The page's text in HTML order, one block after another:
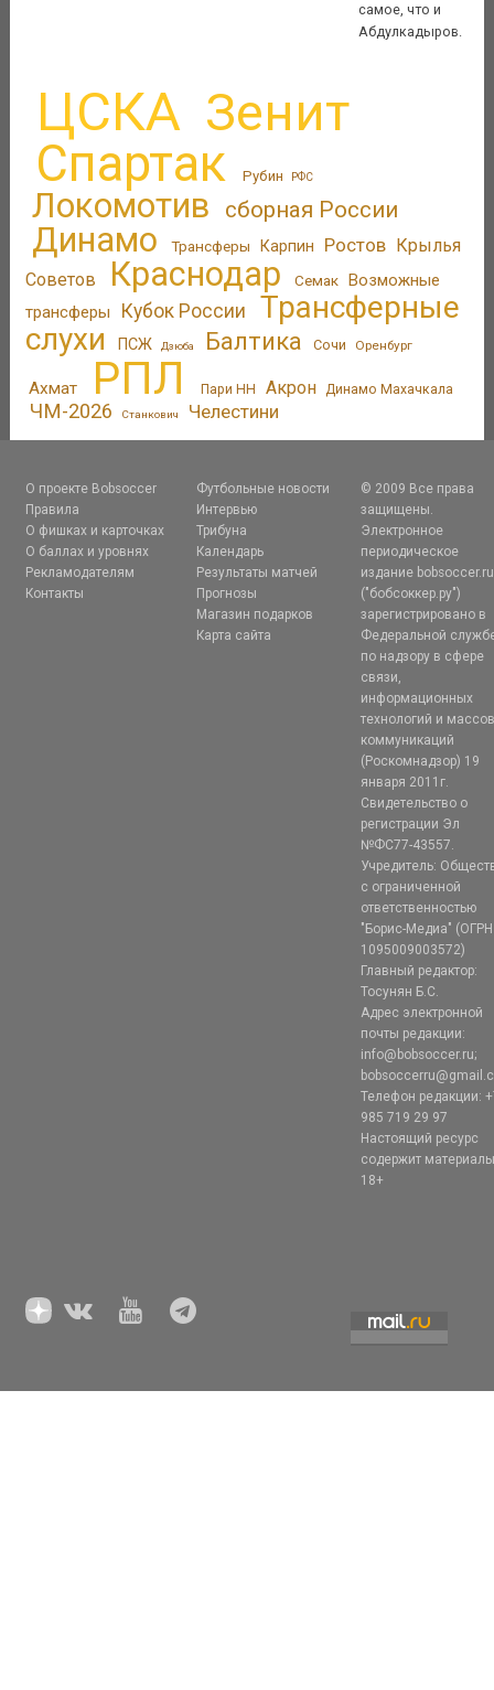
самое, что и
Абдулкадыров.
ЦСКА Зенит
Спартак Рубин РФС
Локомотив сборная России
Динамо Трансферы Карпин Ростов Крылья
Советов
Краснодар Семак Возможные
трансферы
Кубок России
Трансферные
слухи
ПСЖ Дзюба Балтика Сочи Оренбург
Ахмат РПЛ Пари НН Акрон Динамо Махачкала
ЧМ-2026 Станкович Челестини
О проекте Bobsoccer
Правила
О фишках и карточках
О баллах и уровнях
Рекламодателям
Контакты
Футбольные новости
Интервью
Трибуна
Календарь
Результаты матчей
Прогнозы
Магазин подарков
Карта сайта
© 2009 Все права
защищены.
Электронное
периодическое
издание bobsoccer.ru
("бобсоккер.ру")
зарегистрировано в
Федеральной
по надзору в сфере
связи,
информационных
технологий и
коммуникаций
(Роскомнадзор) 19
января 2011г.
Свидетельство о
регистрации Эл
№ФС77-43557.
Учредитель:
с ограниченной
ответственностью
"Борис-Медиа" (ОГРН
1095009003572)
Главный редактор:
Тосунян Б.С.
Адрес электронной
почты редакции:
info@bobsoccer.ru;
Телефон редакции:
985 719 29 97
Настоящий ресурс
содержит
18+